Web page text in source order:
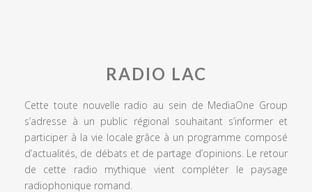
RADIO LAC
Cette toute nouvelle radio au sein de MediaOne Group
s’adresse à un public régional souhaitant s’informer et
participer à la vie locale grâce à un programme composé
d’actualités, de débats et de partage d’opinions. Le retour
de cette radio mythique vient compléter le paysage
radiophonique romand.